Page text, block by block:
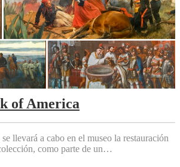
of America
llevará a cabo en el museo la restauración
como parte de un…